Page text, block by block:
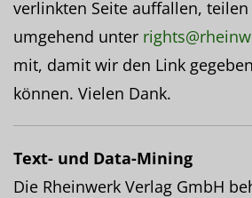
verlinkten Seite auffallen,
umgehend unter
mit, damit wir den Link
können. Vielen Dank.
Text- und Data-Mining
Die Rheinwerk Verlag GmbH